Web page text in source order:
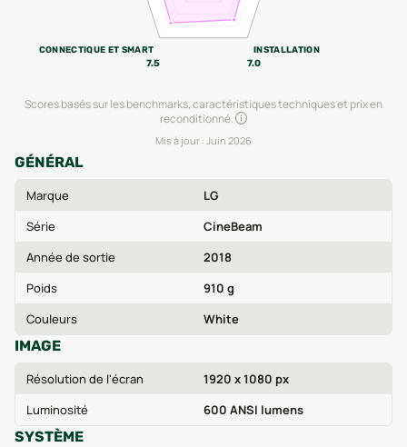
INSTALLATION
7.0
CONNECTIQUE ET SMART
7.5
Scores basés sur les benchmarks, caractéristiques techniques et prix en
reconditionné.
Mis à jour : Juin 2026
GÉNÉRAL
Marque
LG
Série
CineBeam
Année de sortie
2018
Poids
910 g
Couleurs
White
IMAGE
Résolution de l'écran
1920 x 1080 px
Luminosité
600 ANSI lumens
SYSTÈME